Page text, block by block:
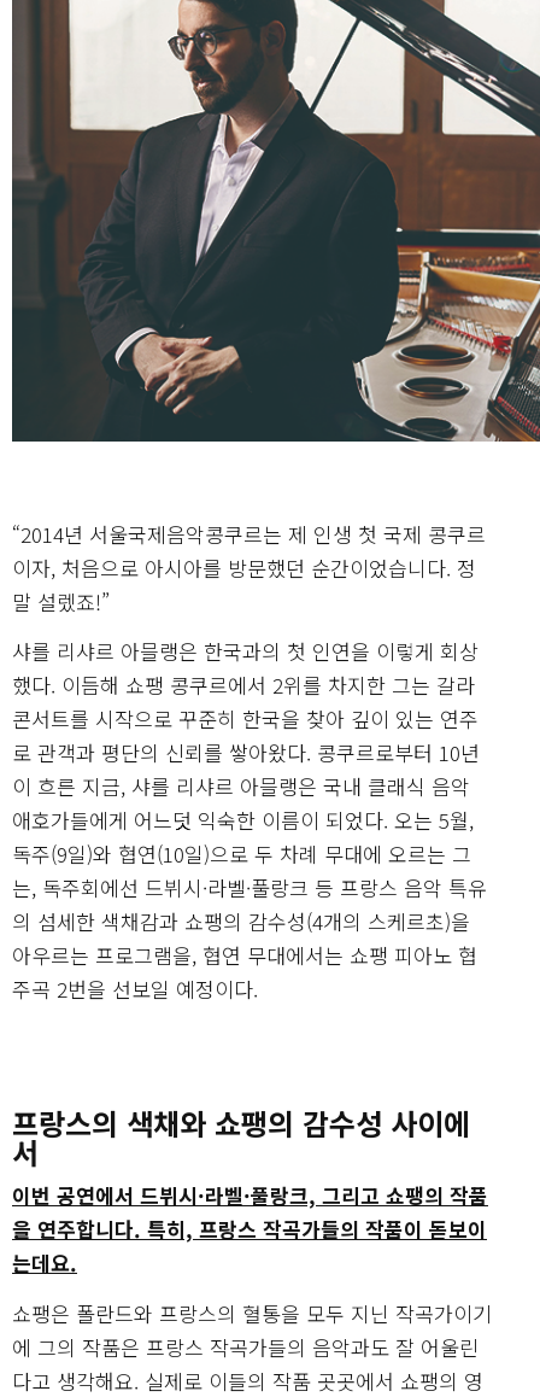
“2014년 서울국제음악콩쿠르는 제 인생 첫 국제 콩쿠르
이자, 처음으로 아시아를 방문했던 순간이었습니다. 정
말 설렜죠!”
샤를 리샤르 아믈랭은 한국과의 첫 인연을 이렇게 회상
했다. 이듬해 쇼팽 콩쿠르에서 2위를 차지한 그는 갈라
콘서트를 시작으로 꾸준히 한국을 찾아 깊이 있는 연주
로 관객과 평단의 신뢰를 쌓아왔다. 콩쿠르로부터 10년
이 흐른 지금, 샤를 리샤르 아믈랭은 국내 클래식 음악
애호가들에게 어느덧 익숙한 이름이 되었다. 오는 5월,
독주(9일)와 협연(10일)으로 두 차례 무대에 오르는 그
는, 독주회에선 드뷔시·라벨·풀랑크 등 프랑스 음악 특유
의 섬세한 색채감과 쇼팽의 감수성(4개의 스케르초)을
아우르는 프로그램을, 협연 무대에서는 쇼팽 피아노 협
주곡 2번을 선보일 예정이다.
프랑스의 색채와 쇼팽의 감수성 사이에
서
이번 공연에서 드뷔시·라벨·풀랑크, 그리고 쇼팽의 작품
을 연주합니다. 특히, 프랑스 작곡가들의 작품이 돋보이
는데요.
쇼팽은 폴란드와 프랑스의 혈통을 모두 지닌 작곡가이기
에 그의 작품은 프랑스 작곡가들의 음악과도 잘 어울린
다고 생각해요. 실제로 이들의 작품 곳곳에서 쇼팽의 영